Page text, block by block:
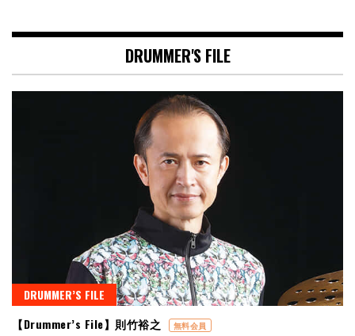
DRUMMER'S FILE
DRUMMER’S FILE
【Drummer’s File】則竹裕之
無料会員